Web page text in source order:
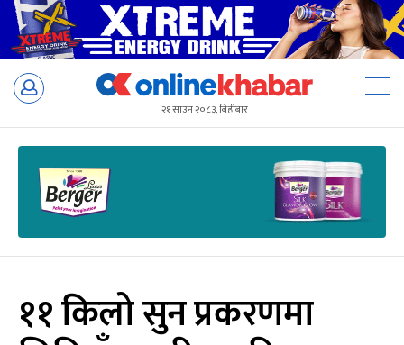
Skip
२१ साउन २०८३, बिहीबार
११ किलो सुन प्रकरणमा